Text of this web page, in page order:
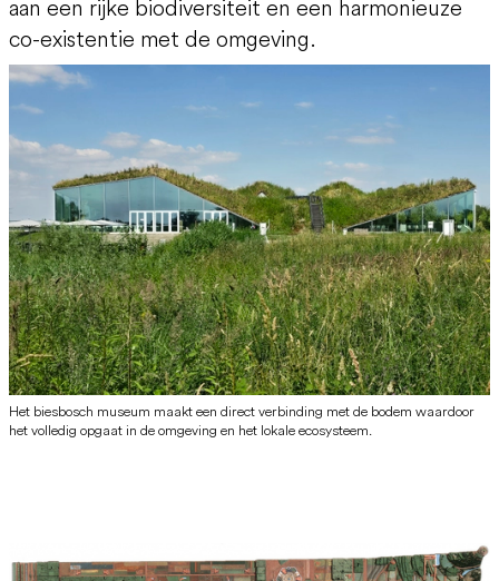
aan een rijke biodiversiteit en een harmonieuze
co-existentie met de omgeving.
Het biesbosch museum maakt een direct verbinding met de bodem waardoor
het volledig opgaat in de omgeving en het lokale ecosysteem.